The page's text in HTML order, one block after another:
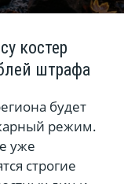
костер
штрафа
будет
режим.
уже
строгие